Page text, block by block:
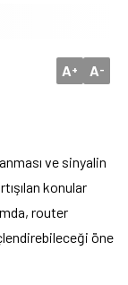
A+ A-
ve sinyalin
konular
router
öne